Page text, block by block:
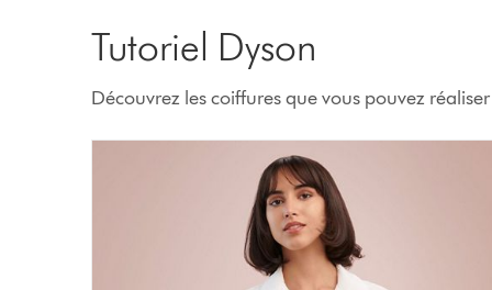
Tutoriel Dyson
Découvrez les coiffures que vous pouvez